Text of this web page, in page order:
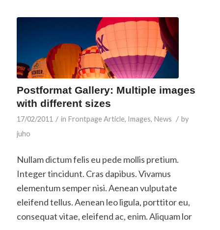
Postformat Gallery: Multiple images
with different sizes
17/02/2011 / in Frontpage Article, Images, News / by
juho
Nullam dictum felis eu pede mollis pretium.
Integer tincidunt. Cras dapibus. Vivamus
elementum semper nisi. Aenean vulputate
eleifend tellus. Aenean leo ligula, porttitor eu,
consequat vitae, eleifend ac, enim. Aliquam lor